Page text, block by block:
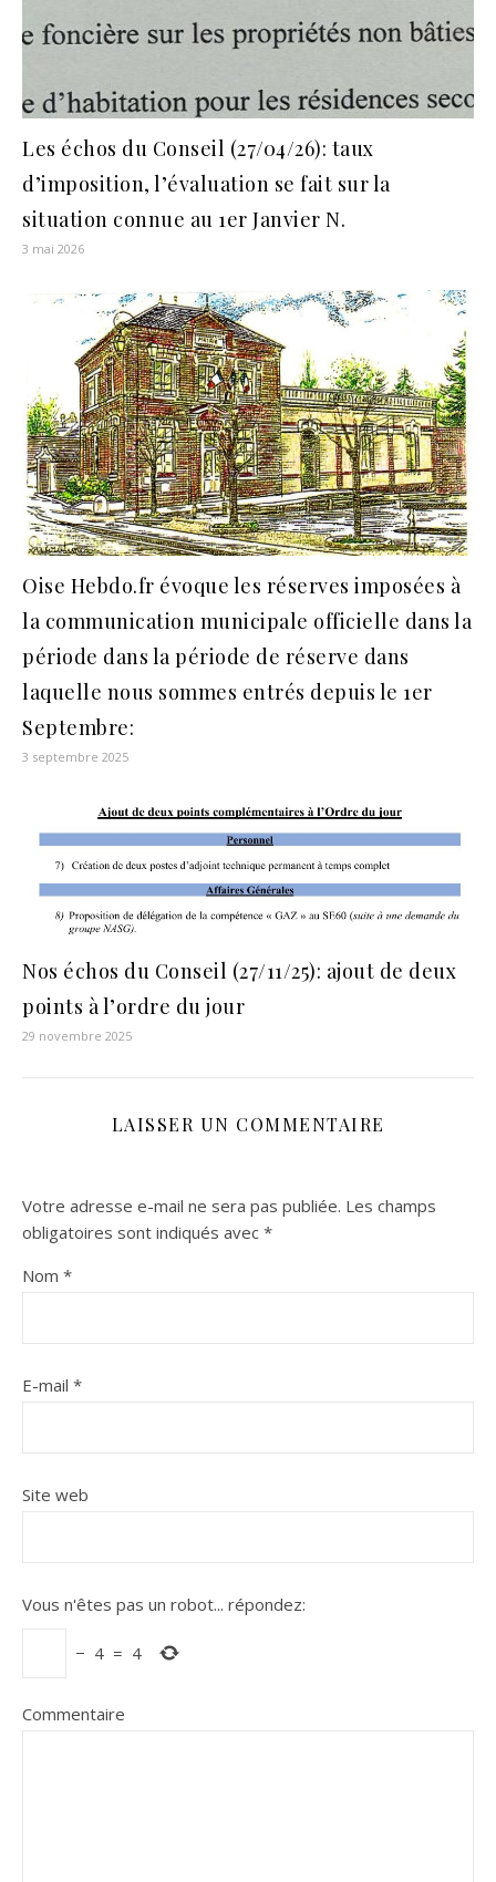
Les échos du Conseil (27/04/26): taux
d’imposition, l’évaluation se fait sur la
situation connue au 1er Janvier N.
3 mai 2026
Oise Hebdo.fr évoque les réserves imposées à
la communication municipale officielle dans la
période dans la période de réserve dans
laquelle nous sommes entrés depuis le 1er
Septembre:
3 septembre 2025
Nos échos du Conseil (27/11/25): ajout de deux
points à l’ordre du jour
29 novembre 2025
LAISSER UN COMMENTAIRE
Votre adresse e-mail ne sera pas publiée. Les champs
obligatoires sont indiqués avec *
Nom *
E-mail *
Site web
Vous n'êtes pas un robot... répondez:
− 4 = 4
Commentaire